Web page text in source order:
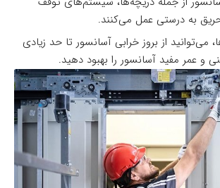
به درستی عمل می‌کنند.
می‌توانید از بروز خرابی آسانسور تا حد زیادی
و عمر مفید آسانسور را بهبود دهید.